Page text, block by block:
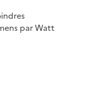
par Watt